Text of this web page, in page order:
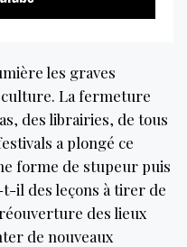
les graves
culture. La fermeture
des librairies, de tous
a plongé ce
forme de stupeur puis
t-il des leçons à tirer de
des lieux
de nouveaux